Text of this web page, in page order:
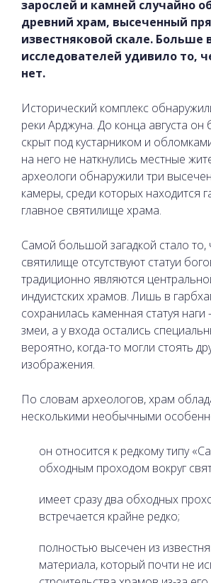
зарослей и камней случайно
древний храм, высеченный
известняковой скале. Больше
исследователей удивило то,
нет.
Исторический комплекс
реки Арджуна. До конца августа
скрыт под кустарником и
на него не наткнулись местные
археологи обнаружили три
камеры, среди которых находится
главное святилище храма.
Самой большой загадкой стало то,
святилище отсутствуют статуи
традиционно являются
индуистских храмов. Лишь в
сохранилась каменная статуя
змеи, а у входа остались
вероятно, когда-то могли стоять
изображения.
По словам археологов, храм
несколькими необычными
он относится к редкому типу
обходным проходом вокруг
имеет сразу два обходных
встречается крайне редко;
полностью высечен из
материала, который почти не